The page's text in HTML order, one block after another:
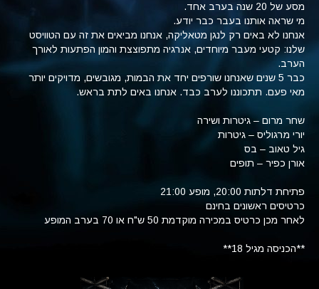
מסע של 20 שנה בערב אחד.
מי שראה אותנו בעבר כבר יודע.
אנחנו לא באים רק לנגן מטאליקה, אנחנו מביאים את זה עם הטוויסט
שלנו: קטעי מעבר מיוחדים, אנרגיה מתפוצצת והמון הפתעות לאורך
הערב.
כבר 5 שנים שאנחנו שורפים יחד את הבמות, מגובשים, מדויקים יותר
מאי פעם. תתכוננו לערב כבד. אנחנו באים לתת בראש.
שחר מרום – גיטרות ושירה
יורי מרגוליס – גיטרות
גיל טאוב – בס
אורן כפיר – תופים
פתיחת דלתות 20:00, מופע 21:00
כרטיסים ראשונים בחינם
לאחר מכן כרטיס במכירה מוקדמת 50 ש"ח או 70 בערב המופע
**הכניסה מגיל 18**